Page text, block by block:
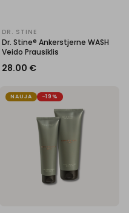
DR. STINE
Dr. Stine® Ankerstjerne WASH
Veido Prausiklis
28.00 €
NAUJA -19%